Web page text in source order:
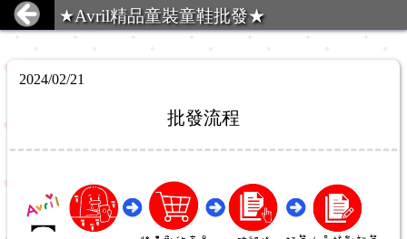
★Avril精品童裝童鞋批發★
2024/02/21
批發流程